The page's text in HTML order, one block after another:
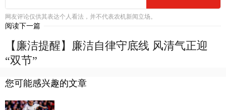
网友评论仅供其表达个人看法，并不代表农机新闻立场。
阅读下一篇
【廉洁提醒】廉洁自律守底线 风清气正迎
“双节”
您可能感兴趣的文章